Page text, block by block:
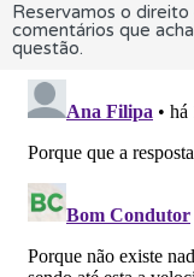
Reservamos o
comentários que
questão.